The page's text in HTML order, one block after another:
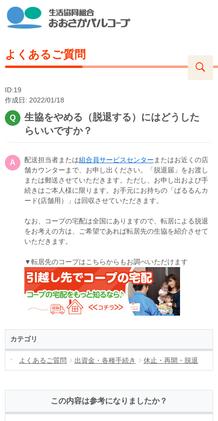
よくあるご質問
ID:19
作成日: 2022/01/18
生協をやめる（脱退する）にはどうした
らいいですか？
配送担当者または組合員サービスセンター またはお近くの店
舗カウンターまで、お申し出ください。「脱退届」をお渡し
または郵送させていただきます。ただし、お申し出および手
続きはご本人様に限ります。お手元にお持ちの「ぱるるんカ
ード(店舗用）」は回収させていただきます。
なお、コープの宅配は全国にありますので、転居による脱退
をお考えの方は、ご希望であれば転居先の生協を紹介させて
いただきます。
▼転居先のコープはこちらからもお調べいただけます
カテゴリ
よくあるご質問 出資金・各種手続き 休止・再開・脱退
この内容は参考になりましたか？